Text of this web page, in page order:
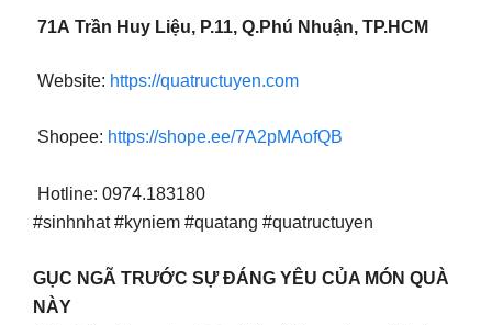
71A Trần Huy Liệu, P.11, Q.Phú Nhuận, TP.HCM
Website: https://quatructuyen.com
Shopee: https://shope.ee/7A2pMAofQB
Hotline: 0974.183180
#sinhnhat #kyniem #quatang #quatructuyen
GỤC NGÃ TRƯỚC SỰ ĐÁNG YÊU CỦA MÓN QUÀ
NÀY